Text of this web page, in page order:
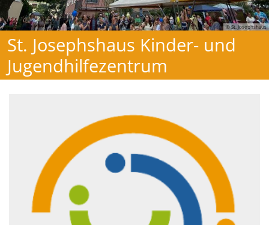
© St. Josephshaus
St. Josephshaus Kinder- und
Jugendhilfezentrum